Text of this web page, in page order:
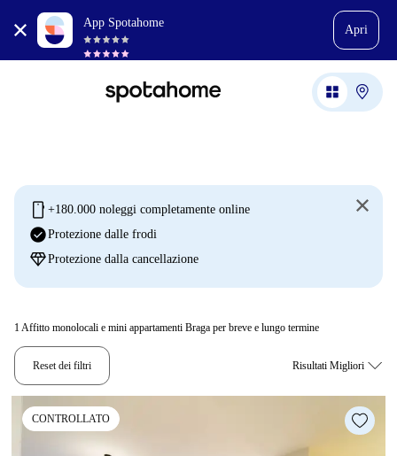
App Spotahome
Apri
mobile +180.000 noleggi completamente online
check_circleProtezione dalle frodi
diamondProtezione dalla cancellazione
1Affitto monolocali e mini appartamenti Braga per breve e lungo termine
Reset dei filtri
CONTROLLATO